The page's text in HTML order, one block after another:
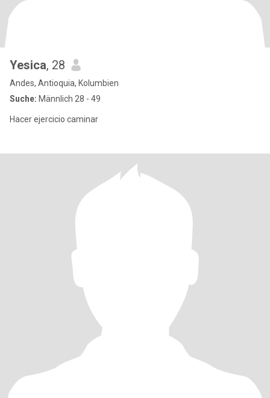
Yesica, 28
Andes, Antioquia, Kolumbien
Suche: Männlich 28 - 49
Hacer ejercicio caminar